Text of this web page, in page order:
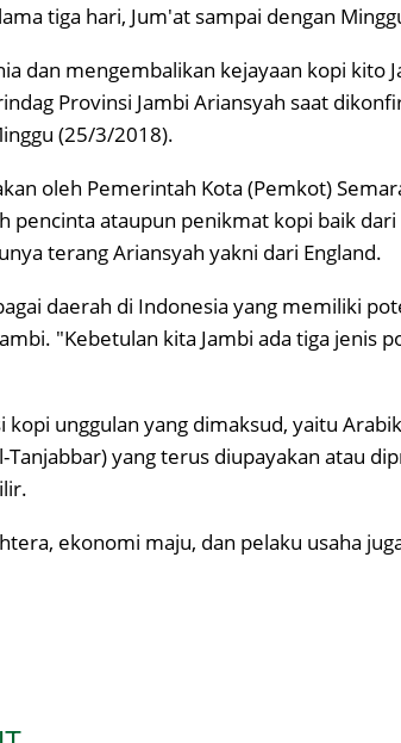
tiga hari, Jum'at sampai dengan
dan mengembalikan kejayaan kopi kito
Provinsi Jambi Ariansyah saat
(25/3/2018).
oleh Pemerintah Kota (Pemkot)
pencinta ataupun penikmat kopi baik
terang Ariansyah yakni dari England.
daerah di Indonesia yang memiliki
"Kebetulan kita Jambi ada tiga jenis
kopi unggulan yang dimaksud, yaitu
Tanjabbar) yang terus diupayakan atau
ekonomi maju, dan pelaku usaha